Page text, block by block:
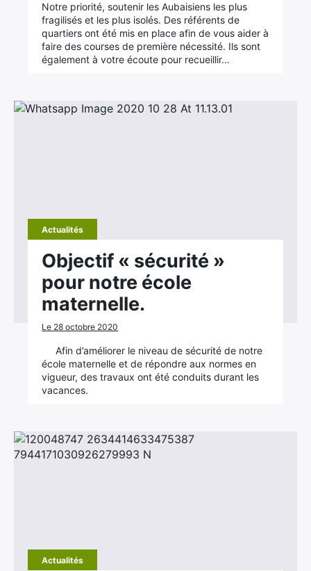
Notre priorité, soutenir les Aubaisiens les plus
fragilisés et les plus isolés. Des référents de
quartiers ont été mis en place afin de vous aider à
faire des courses de première nécessité. Ils sont
également à votre écoute pour recueillir…
Actualités
Objectif « sécurité »
pour notre école
maternelle.
Le 28 octobre 2020
Afin d’améliorer le niveau de sécurité de notre
école maternelle et de répondre aux normes en
vigueur, des travaux ont été conduits durant les
vacances.
Actualités